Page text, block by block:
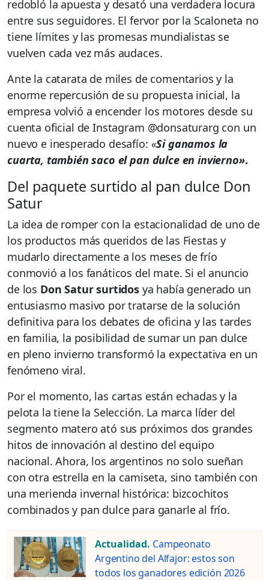
redobló la apuesta y desató una verdadera locura
entre sus seguidores. El fervor por la Scaloneta no
tiene límites y las promesas mundialistas se
vuelven cada vez más audaces.
Ante la catarata de miles de comentarios y la
enorme repercusión de su propuesta inicial, la
empresa volvió a encender los motores desde su
cuenta oficial de Instagram @donsaturarg con un
nuevo e inesperado desafío: «Si ganamos la
cuarta, también saco el pan dulce en invierno».
Del paquete surtido al pan dulce Don
Satur
La idea de romper con la estacionalidad de uno de
los productos más queridos de las Fiestas y
mudarlo directamente a los meses de frío
conmovió a los fanáticos del mate. Si el anuncio
de los Don Satur surtidos ya había generado un
entusiasmo masivo por tratarse de la solución
definitiva para los debates de oficina y las tardes
en familia, la posibilidad de sumar un pan dulce
en pleno invierno transformó la expectativa en un
fenómeno viral.
Por el momento, las cartas están echadas y la
pelota la tiene la Selección. La marca líder del
segmento matero ató sus próximos dos grandes
hitos de innovación al destino del equipo
nacional. Ahora, los argentinos no solo sueñan
con otra estrella en la camiseta, sino también con
una merienda invernal histórica: bizcochitos
combinados y pan dulce para ganarle al frío.
Actualidad. Campeonato
Argentino del Alfajor: estos son
todos los ganadores edición 2026